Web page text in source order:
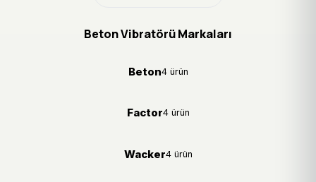
Beton Vibratörü Markaları
Beton4 ürün
Factor4 ürün
Wacker4 ürün